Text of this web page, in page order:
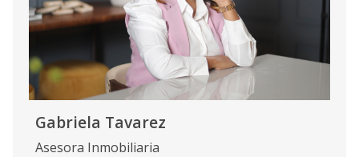
Gabriela Tavarez
Asesora Inmobiliaria